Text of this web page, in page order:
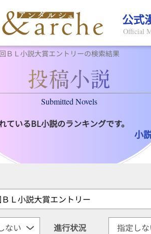
公式
Official
ＢＬ小説大賞エントリーの検索結果
Submitted Novels
ているBL小説のランキングです。
小
進行状況